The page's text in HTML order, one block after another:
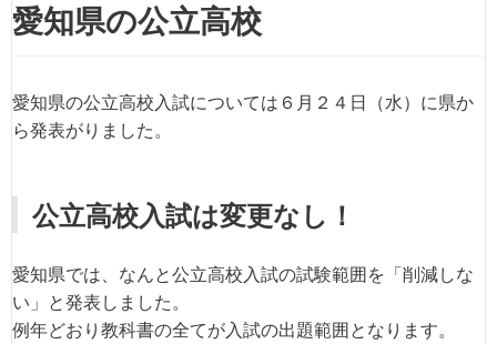
愛知県の公立高校
愛知県の公立高校入試については６月２４日（水）に県か
ら発表がりました。
公立高校入試は変更なし！
愛知県では、なんと公立高校入試の試験範囲を「削減しな
い」と発表しました。
例年どおり教科書の全てが入試の出題範囲となります。